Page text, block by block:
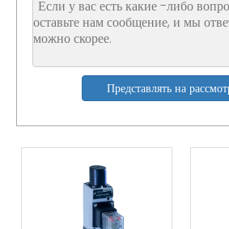
Представлять на